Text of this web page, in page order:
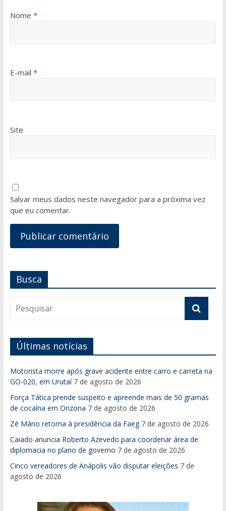
Nome *
E-mail *
Site
Salvar meus dados neste navegador para a próxima vez
que eu comentar.
Busca
Últimas notícias
Motorista morre após grave acidente entre carro e carreta na
GO-020, em Urutaí 7 de agosto de 2026
Força Tática prende suspeito e apreende mais de 50 gramas
de cocaína em Orizona 7 de agosto de 2026
Zé Mário retorna à presidência da Faeg 7 de agosto de 2026
Caiado anuncia Roberto Azevedo para coordenar área de
diplomacia no plano de governo 7 de agosto de 2026
Cinco vereadores de Anápolis vão disputar eleições 7 de
agosto de 2026